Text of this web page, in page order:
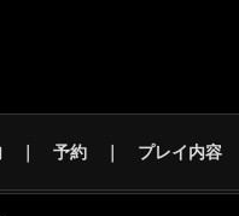
予約 プレイ内容